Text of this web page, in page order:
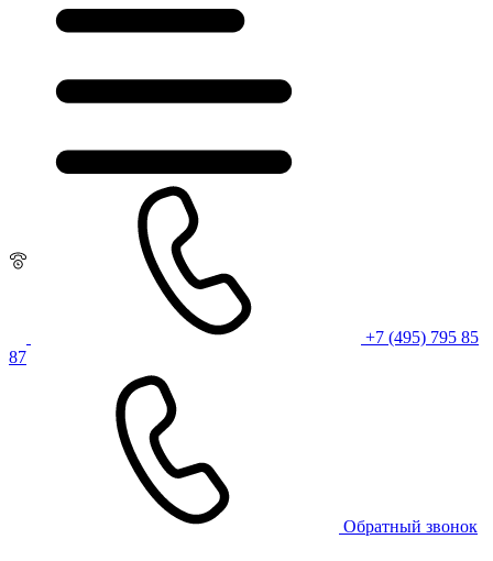
+7 (495) 795 85
87
Обратный звонок